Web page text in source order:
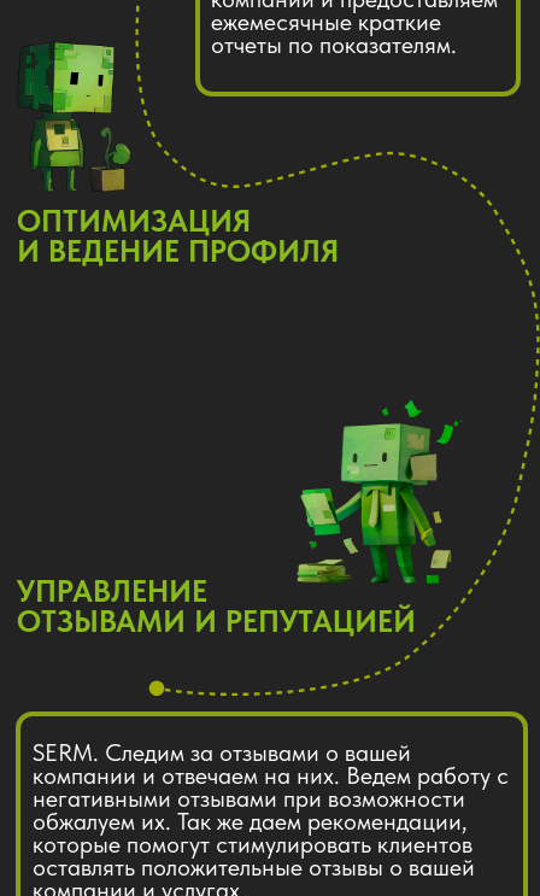
Проведем бесплатный анализ ваших
карточек на Яндекс\2гис картах и
дадим рекомендации, так же плюсом
проверим ваши соц сети и сайт
FREE
Подойдет тем кто активно развивает
свой бизнес и часто размещает акции
размещение новых фото, видео,
графических и текстовых акций,
работа с отзывами.
11 500 Р. ЗАКАЗАТЬ
ПОПРОБОВАТЬ
ПОДРОБНЕЕЕ